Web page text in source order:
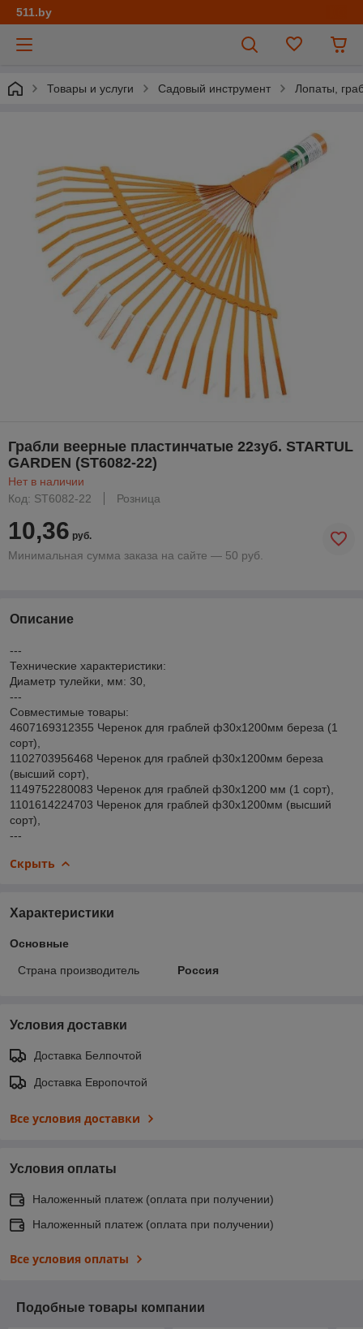
511.by
Товары и услуги Садовый инструмент Лопаты,
Грабли веерные пластинчатые 22зуб. STARTUL
GARDEN (ST6082-22)
Нет в наличии
Код: ST6082-22
Розница
10,36 руб.
Минимальная сумма заказа на сайте — 50 руб.
Описание
---
Технические характеристики:
Диаметр тулейки, мм: 30,
---
Совместимые товары:
4607169312355 Черенок для граблей ф30х1200мм береза (1
сорт),
1102703956468 Черенок для граблей ф30х1200мм береза
(высший сорт),
1149752280083 Черенок для граблей ф30x1200 мм (1 сорт),
1101614224703 Черенок для граблей ф30x1200мм (высший
сорт),
---
Скрыть
Характеристики
Основные
Страна производитель Россия
Условия доставки
Доставка Белпочтой
Доставка Европочтой
Все условия доставки
Условия оплаты
Наложенный платеж (оплата при получении)
Наложенный платеж (оплата при получении)
Все условия оплаты
Подобные товары компании